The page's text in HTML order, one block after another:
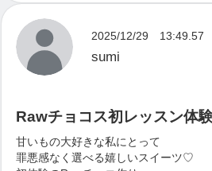
↓
☆アフターフォロー
材料や作る工程について、
いつでも遠慮なく、何度で
さい。
今回の親子参加は私の付き添いではな
せていただいたので、娘が説明を聞い
どんなチョコに仕上げるのか、隣で見
た。
カカオの歴史など真剣に聞いて書き留
チョコの味は、まだ小学生にはビター
ありましたが、なおさんのロースイー
ようで、苦手な素材を口に運べたこと
2025/12/29 13:49.57
sumi
Rawチョコス初レッスン体
甘いもの大好きな私にとって
罪悪感なく選べる嬉しいスイーツ♡